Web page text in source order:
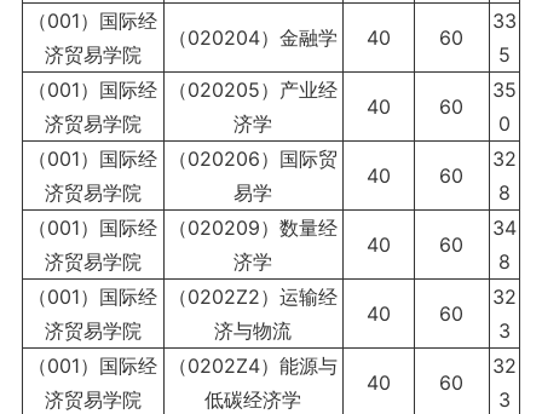
（001）国际经
济贸易学院
（020204）金融学 40 60
33
5
（001）国际经
济贸易学院
（020205）产业经
济学
40 60
35
0
（001）国际经
济贸易学院
（020206）国际贸
易学
40 60
32
8
（001）国际经
济贸易学院
（020209）数量经
济学
40 60
34
8
（001）国际经
济贸易学院
（0202Z2）运输经
济与物流
40 60
32
3
（001）国际经
济贸易学院
（0202Z4）能源与
低碳经济学
40 60
32
3